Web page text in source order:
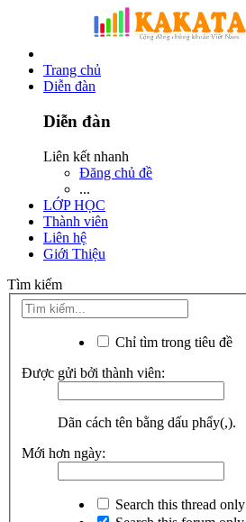
Trang chủ
Diễn đàn
Diễn đàn
Liên kết nhanh
Đăng chủ đề
...
LỚP HỌC
Thành viên
Liên hệ
Giới Thiệu
Tìm kiếm
Chỉ tìm trong tiêu đề
Được gửi bởi thành viên:
Dãn cách tên bằng dấu phẩy(,).
Mới hơn ngày:
Search this thread only